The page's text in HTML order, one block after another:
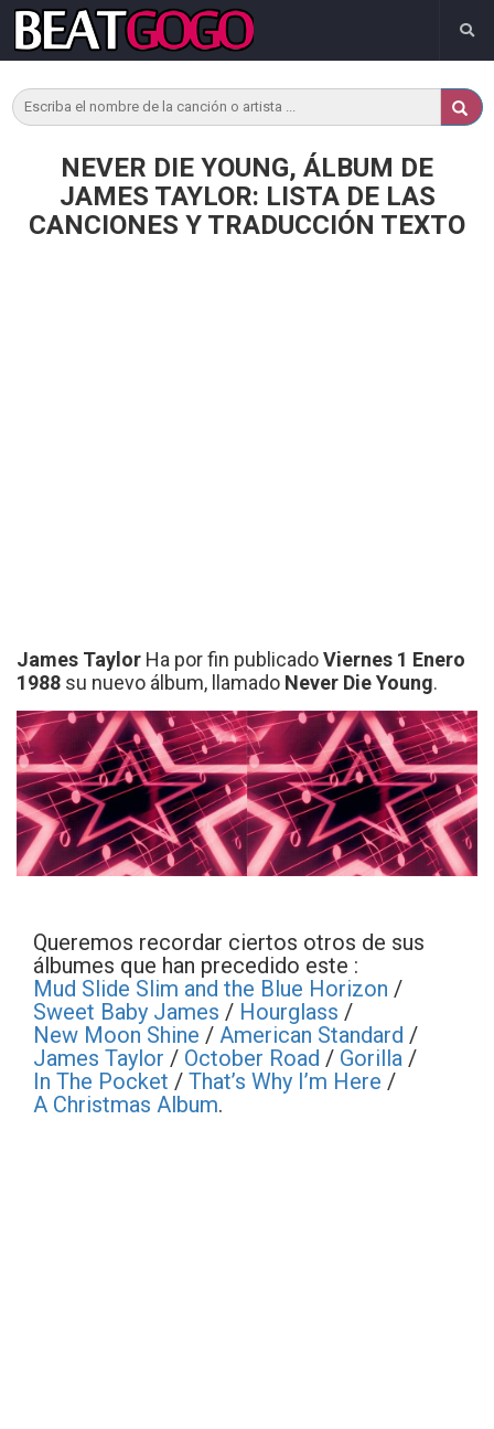
NEVER DIE YOUNG, ÁLBUM DE
JAMES TAYLOR: LISTA DE LAS
CANCIONES Y TRADUCCIÓN TEXTO
James Taylor Ha por fin publicadoViernes 1 Enero
1988 su nuevo álbum, llamado Never Die Young.
Queremos recordar ciertos otros de sus
álbumes que han precedido este :
Mud Slide Slim and the Blue Horizon /
Sweet Baby James / Hourglass /
New Moon Shine / American Standard /
James Taylor / October Road / Gorilla /
In The Pocket / That’s Why I’m Here /
A Christmas Album.